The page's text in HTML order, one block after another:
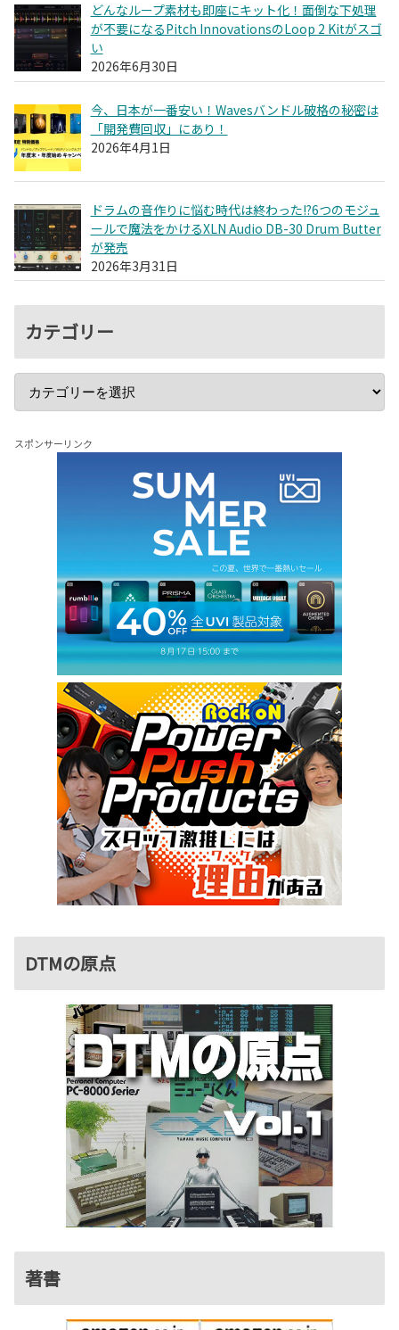
どんなループ素材も即座にキット化！面倒な下処理
が不要になるPitch InnovationsのLoop 2 Kitがスゴ
い
2026年6月30日
今、日本が一番安い！Wavesバンドル破格の秘密は
「開発費回収」にあり！
2026年4月1日
ドラムの音作りに悩む時代は終わった!?6つのモジュ
ールで魔法をかけるXLN Audio DB-30 Drum Butter
が発売
2026年3月31日
カテゴリー
スポンサーリンク
DTMの原点
著書